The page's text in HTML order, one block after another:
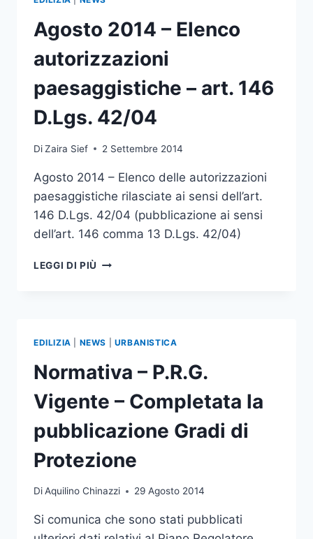
SBLOCCA
ITALIA)
Agosto 2014 – Elenco
autorizzazioni
paesaggistiche – art. 146
D.Lgs. 42/04
DiZaira Sief 2 Settembre 2014
Agosto 2014 – Elenco delle autorizzazioni
paesaggistiche rilasciate ai sensi dell’art.
146 D.Lgs. 42/04 (pubblicazione ai sensi
dell’art. 146 comma 13 D.Lgs. 42/04)
LEGGI DI PIÙ AGOSTO
PAESAGGISTICHE
ART.
146
42/04
EDILIZIA NEWS URBANISTICA
Normativa – P.R.G.
Vigente – Completata la
pubblicazione Gradi di
Protezione
DiAquilino Chinazzi 29 Agosto 2014
Si comunica che sono stati pubblicati